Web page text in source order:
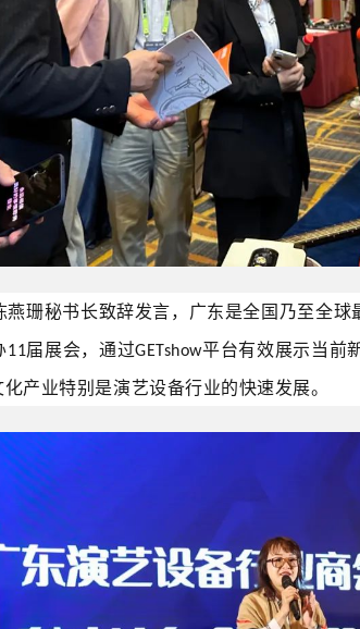
珊秘书长致辞发言，广东是全国乃至全球
11届展会，通过GETshow平台有效展示当前
产业特别是演艺设备行业的快速发展。